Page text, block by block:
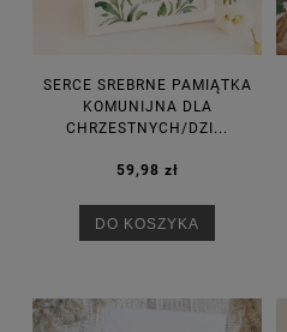
SERCE SREBRNE PAMIĄTKA
KOMUNIJNA DLA
CHRZESTNYCH/DZI...
59,98 zł
DO KOSZYKA